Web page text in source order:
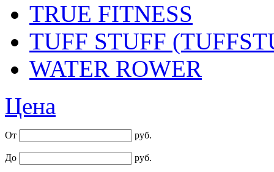
TRUE FITNESS
TUFF STUFF
WATER ROWER
Цена
От руб.
До руб.